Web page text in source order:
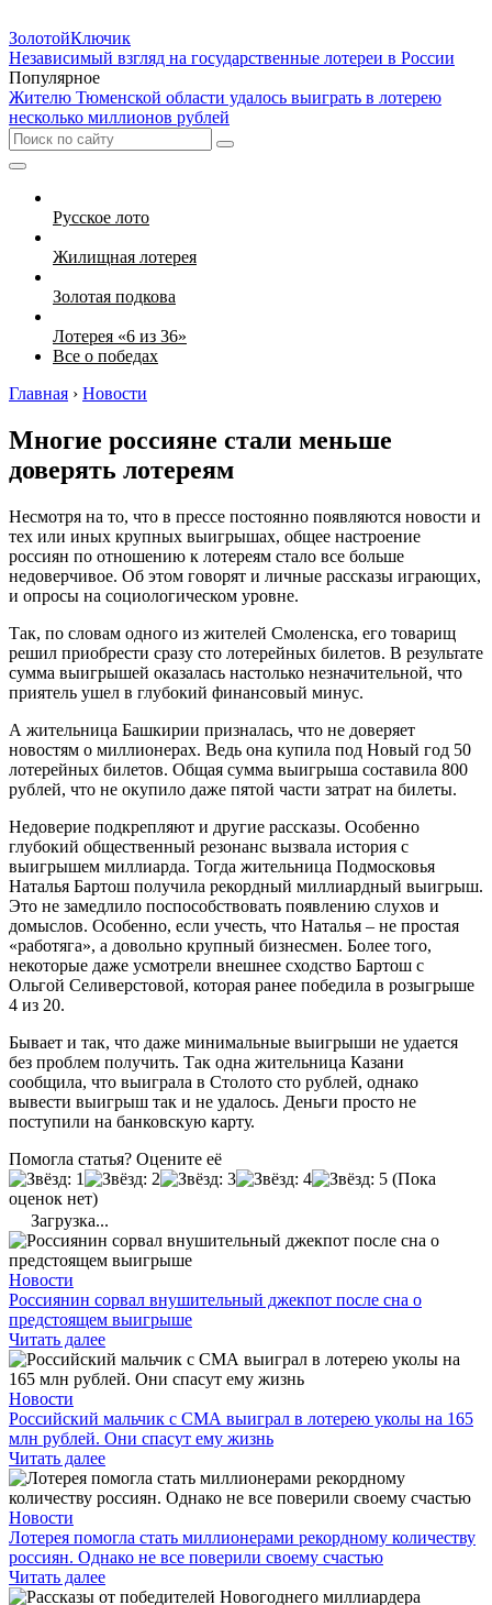
ЗолотойКлючик
Независимый взгляд на государственные лотереи в России
Популярное
Жителю Тюменской области удалось выиграть в лотерею
несколько миллионов рублей
Русское лото
Жилищная лотерея
Золотая подкова
Лотерея «6 из 36»
Все о победах
Главная › Новости
Многие россияне стали меньше
доверять лотереям
Несмотря на то, что в прессе постоянно появляются новости и
тех или иных крупных выигрышах, общее настроение
россиян по отношению к лотереям стало все больше
недоверчивое. Об этом говорят и личные рассказы играющих,
и опросы на социологическом уровне.
Так, по словам одного из жителей Смоленска, его товарищ
решил приобрести сразу сто лотерейных билетов. В результате
сумма выигрышей оказалась настолько незначительной, что
приятель ушел в глубокий финансовый минус.
А жительница Башкирии призналась, что не доверяет
новостям о миллионерах. Ведь она купила под Новый год 50
лотерейных билетов. Общая сумма выигрыша составила 800
рублей, что не окупило даже пятой части затрат на билеты.
Недоверие подкрепляют и другие рассказы. Особенно
глубокий общественный резонанс вызвала история с
выигрышем миллиарда. Тогда жительница Подмосковья
Наталья Бартош получила рекордный миллиардный выигрыш.
Это не замедлило поспособствовать появлению слухов и
домыслов. Особенно, если учесть, что Наталья – не простая
«работяга», а довольно крупный бизнесмен. Более того,
некоторые даже усмотрели внешнее сходство Бартош с
Ольгой Селиверстовой, которая ранее победила в розыгрыше
4 из 20.
Бывает и так, что даже минимальные выигрыши не удается
без проблем получить. Так одна жительница Казани
сообщила, что выиграла в Столото сто рублей, однако
вывести выигрыш так и не удалось. Деньги просто не
поступили на банковскую карту.
Помогла статья? Оцените её
(Пока
оценок нет)
Загрузка...
Новости
Россиянин сорвал внушительный джекпот после сна о
предстоящем выигрыше
Читать далее
Новости
Российский мальчик с СМА выиграл в лотерею уколы на 165
млн рублей. Они спасут ему жизнь
Читать далее
Новости
Лотерея помогла стать миллионерами рекордному количеству
россиян. Однако не все поверили своему счастью
Читать далее